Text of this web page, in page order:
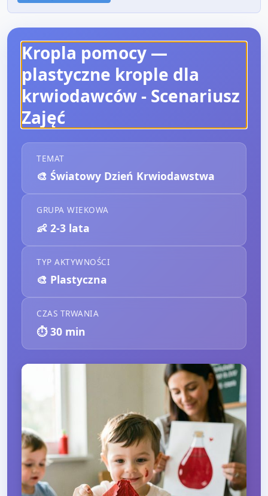
Kropla pomocy —
plastyczne krople dla
krwiodawców- Scenariusz
Zajęć
TEMAT
🎨 Światowy Dzień Krwiodawstwa
GRUPA WIEKOWA
👶 2-3 lata
TYP AKTYWNOŚCI
🎨 Plastyczna
CZAS TRWANIA
⏱️30 min